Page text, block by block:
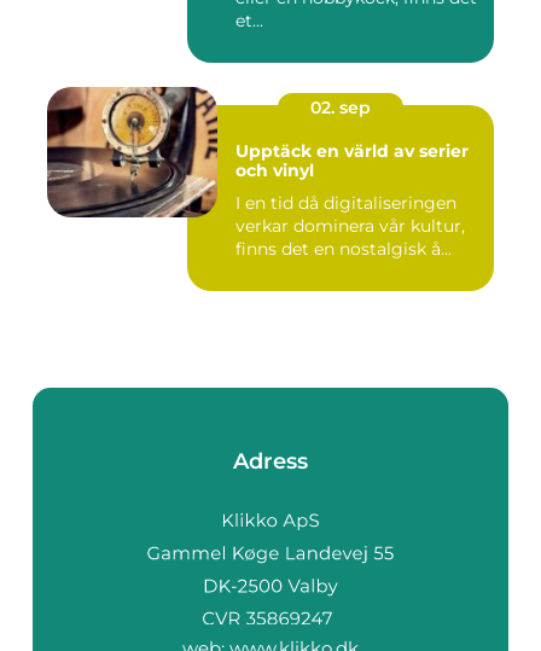
et...
02. sep
Upptäck en värld av serier
och vinyl
I en tid då digitaliseringen
verkar dominera vår kultur,
finns det en nostalgisk å...
Adress